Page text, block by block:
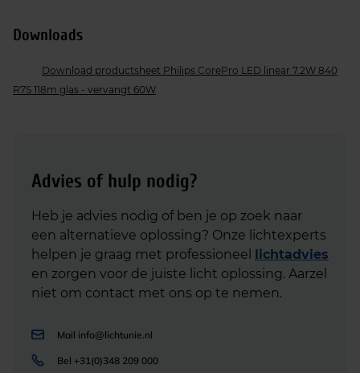
Downloads
Download productsheet Philips CorePro LED linear 7.2W 840
R7S 118m glas - vervangt 60W
Advies of hulp nodig?
Heb je advies nodig of ben je op zoek naar
een alternatieve oplossing? Onze lichtexperts
helpen je graag met professioneel lichtadvies
en zorgen voor de juiste licht oplossing. Aarzel
niet om contact met ons op te nemen.
Mail info@lichtunie.nl
Bel +31(0)348 209 000